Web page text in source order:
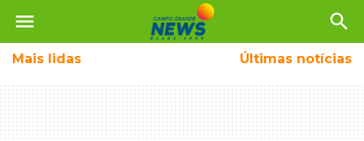
menu search
Mais lidas Últimas notícias